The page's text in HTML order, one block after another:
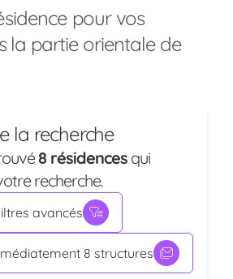
pour vos
la partie orientale de
la recherche
8 résidences qui
recherche.
avancés
8 structures